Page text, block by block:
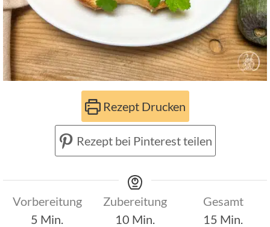
Rezept Drucken
Rezept bei Pinterest teilen
Vorbereitung
5 Minuten
Min.
Zubereitung
10 Minuten
Min.
Gesamt
15 Minuten
Min.